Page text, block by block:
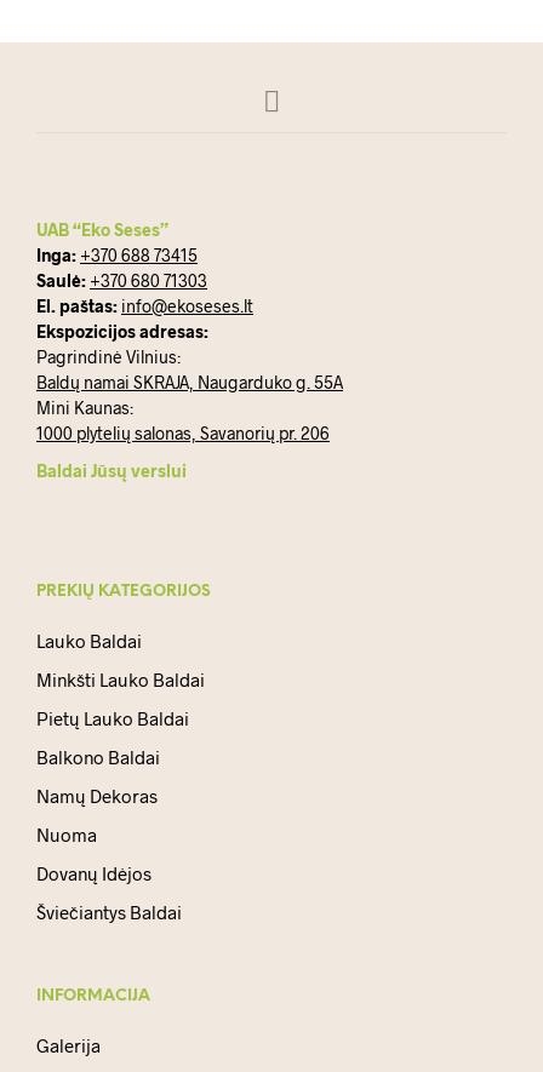
UAB “Eko Seses”
Inga: +370 688 73415
Saulė: +370 680 71303
El. paštas: info@ekoseses.lt
Ekspozicijos adresas:
Pagrindinė Vilnius:
Baldų namai SKRAJA, Naugarduko g. 55A
Mini Kaunas:
1000 plytelių salonas, Savanorių pr. 206
Baldai Jūsų verslui
PREKIŲ KATEGORIJOS
Lauko Baldai
Minkšti Lauko Baldai
Pietų Lauko Baldai
Balkono Baldai
Namų Dekoras
Nuoma
Dovanų Idėjos
Šviečiantys Baldai
INFORMACIJA
Galerija